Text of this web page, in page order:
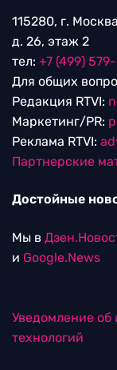
115280, г.
д. 26, этаж 2
тел: +7 (499)
Для общих
Редакция RTVI:
Маркетинг/PR:
Реклама RTVI:
Партнерские
Достойные
Мы в
и Google.News
Уведомление об
технологий